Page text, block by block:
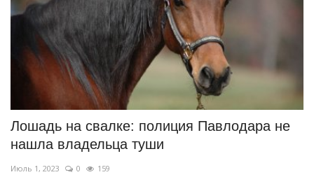
Лошадь на свалке: полиция Павлодара не
нашла владельца туши
Июль 1, 2023 0 159